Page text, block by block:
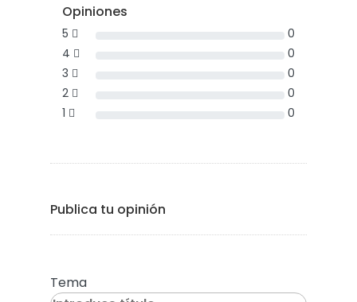
Opiniones
5
0
4
0
3
0
2
0
1
0
Publica tu opinión
Tema